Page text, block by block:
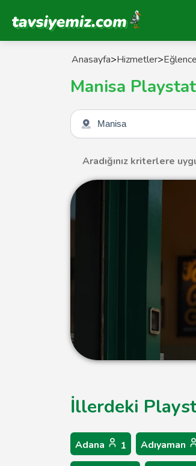
Tavsiyemiz Anasayfa
Anasayfa>Hizmetler>Eğlence
Manisa
Şehir seçin
Aradığınız kriterlere
İllerdeki
Adana 1 Adıyaman